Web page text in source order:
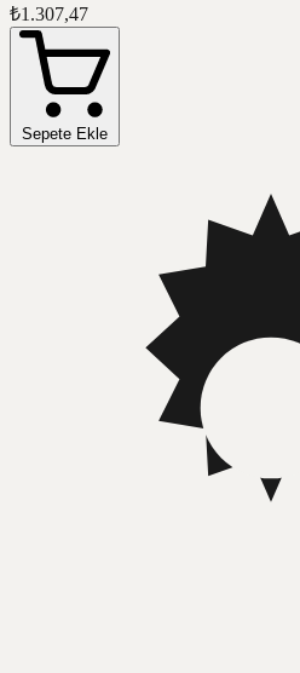
₺1.307,47
Sepete Ekle